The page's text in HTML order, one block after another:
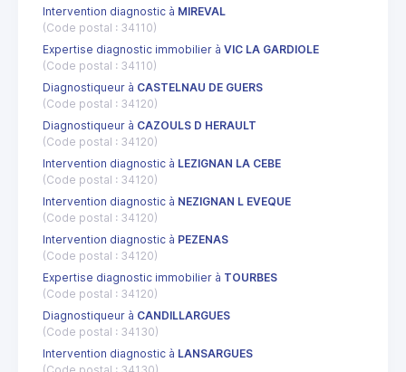
Intervention diagnostic à MIREVAL
(Code postal : 34110)
Expertise diagnostic immobilier à VIC LA GARDIOLE
(Code postal : 34110)
Diagnostiqueur à CASTELNAU DE GUERS
(Code postal : 34120)
Diagnostiqueur à CAZOULS D HERAULT
(Code postal : 34120)
Intervention diagnostic à LEZIGNAN LA CEBE
(Code postal : 34120)
Intervention diagnostic à NEZIGNAN L EVEQUE
(Code postal : 34120)
Intervention diagnostic à PEZENAS
(Code postal : 34120)
Expertise diagnostic immobilier à TOURBES
(Code postal : 34120)
Diagnostiqueur à CANDILLARGUES
(Code postal : 34130)
Intervention diagnostic à LANSARGUES